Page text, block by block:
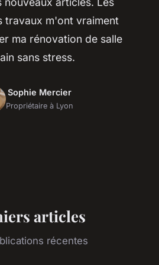
travaux m'ont vraiment
ma rénovation de salle
sans stress.
Sophie Mercier
Propriétaire à Lyon
articles
récentes